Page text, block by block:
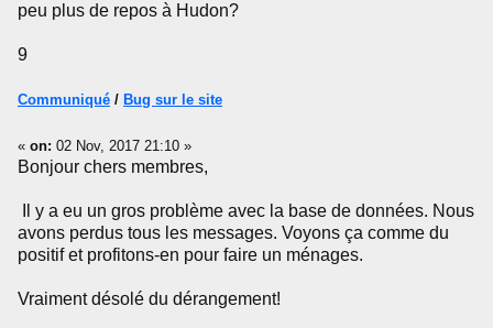
peu plus de repos à Hudon?
9
Communiqué / Bug sur le site
« on: 02 Nov, 2017 21:10 »
Bonjour chers membres,
Il y a eu un gros problème avec la base de données. Nous
avons perdus tous les messages. Voyons ça comme du
positif et profitons-en pour faire un ménages.
Vraiment désolé du dérangement!